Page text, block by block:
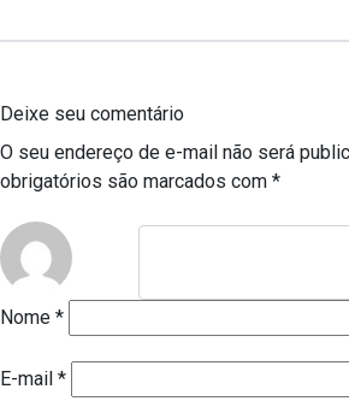
Deixe seu comentário
O seu endereço de e-mail não será
obrigatórios são marcados com *
Nome *
E-mail *